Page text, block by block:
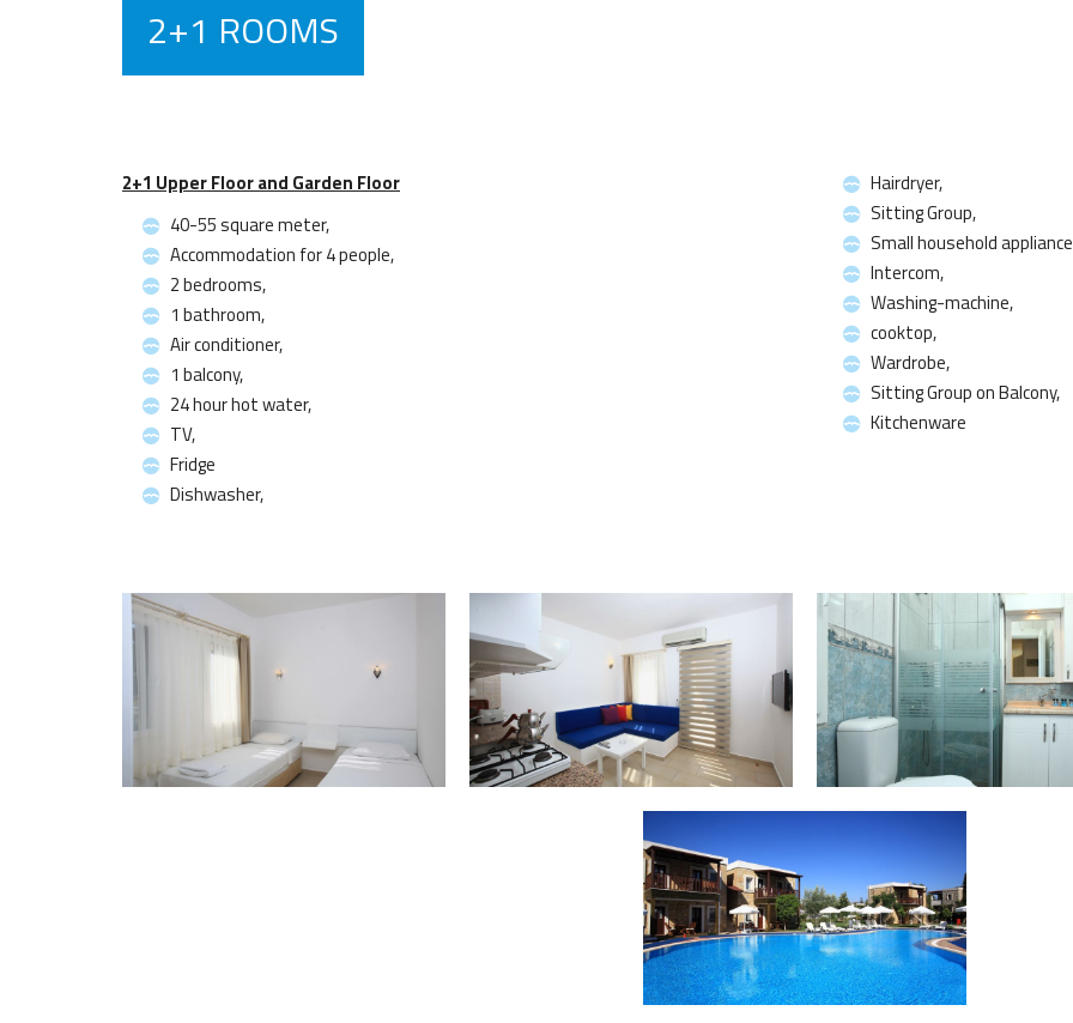
2+1 ROOMS
2+1 Upper Floor and Garden Floor
40-55 square meter,
Accommodation for 4 people,
2 bedrooms,
1 bathroom,
Air conditioner,
1 balcony,
24 hour hot water,
TV,
Fridge
Dishwasher,
Hairdryer,
Sitting Group,
Small household
Intercom,
Washing-machine,
cooktop,
Wardrobe,
Sitting Group on Balcony,
Kitchenware